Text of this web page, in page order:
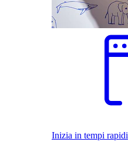
Inizia in tempi rapidi